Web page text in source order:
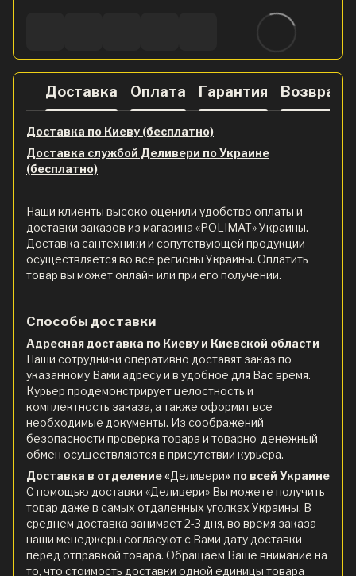
Доставка Оплата Гарантия Возврат
Доставка по Киеву (бесплатно)
Доставка службой Деливери по Украине
(бесплатно)
Наши клиенты высоко оценили удобство оплаты и
доставки заказов из магазина «POLIMAT» Украины.
Доставка сантехники и сопутствующей продукции
осуществляется во все регионы Украины. Оплатить
товар вы может онлайн или при его получении.
Способы доставки
Адресная доставка по Киеву и Киевской области
Наши сотрудники оперативно доставят заказ по
указанному Вами адресу и в удобное для Вас время.
Курьер продемонстрирует целостность и
комплектность заказа, а также оформит все
необходимые документы. Из соображений
безопасности проверка товара и товарно-денежный
обмен осуществляются в присутствии курьера.
Доставка в отделение «Деливери» по всей Украине
С помощью доставки «Деливери» Вы можете получить
товар даже в самых отдаленных уголках Украины. В
среднем доставка занимает 2-3 дня, во время заказа
наши менеджеры согласуют с Вами дату доставки
перед отправкой товара. Обращаем Ваше внимание на
то, что стоимость доставки одной единицы товара